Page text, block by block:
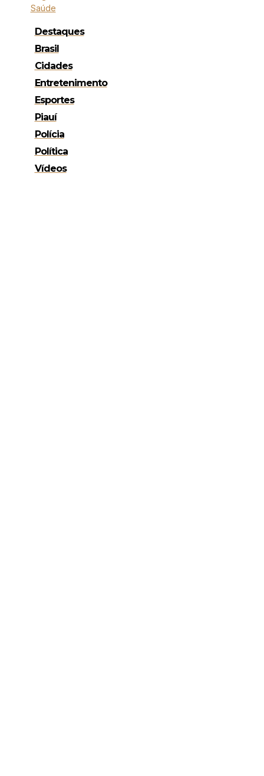
Saúde
Destaques
Brasil
Cidades
Entretenimento
Esportes
Piauí
Polícia
Política
Vídeos